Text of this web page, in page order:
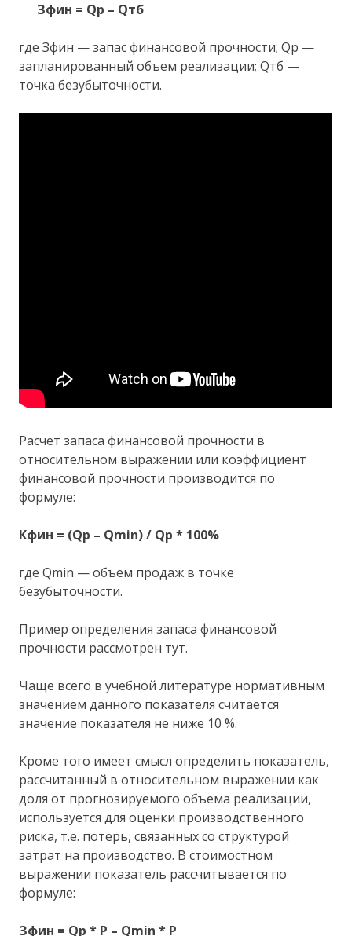
Зфин = Qp – Qтб
где Зфин — запас финансовой прочности; Qp —
запланированный объем реализации; Qтб —
точка безубыточности.
Расчет запаса финансовой прочности в
относительном выражении или коэффициент
финансовой прочности производится по
формуле:
Кфин = (Qp – Qmin) / Qp * 100%
где Qmin — объем продаж в точке
безубыточности.
Пример определения запаса финансовой
прочности рассмотрен тут.
Чаще всего в учебной литературе нормативным
значением данного показателя считается
значение показателя не ниже 10 %.
Кроме того имеет смысл определить показатель,
рассчитанный в относительном выражении как
доля от прогнозируемого объема реализации,
используется для оценки производственного
риска, т.е. потерь, связанных со структурой
затрат на производство. В стоимостном
выражении показатель рассчитывается по
формуле:
Зфин = Qp * P – Qmin * Р